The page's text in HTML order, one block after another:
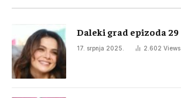
Daleki grad epizoda 29
17. srpnja 2025. 2.602 Views